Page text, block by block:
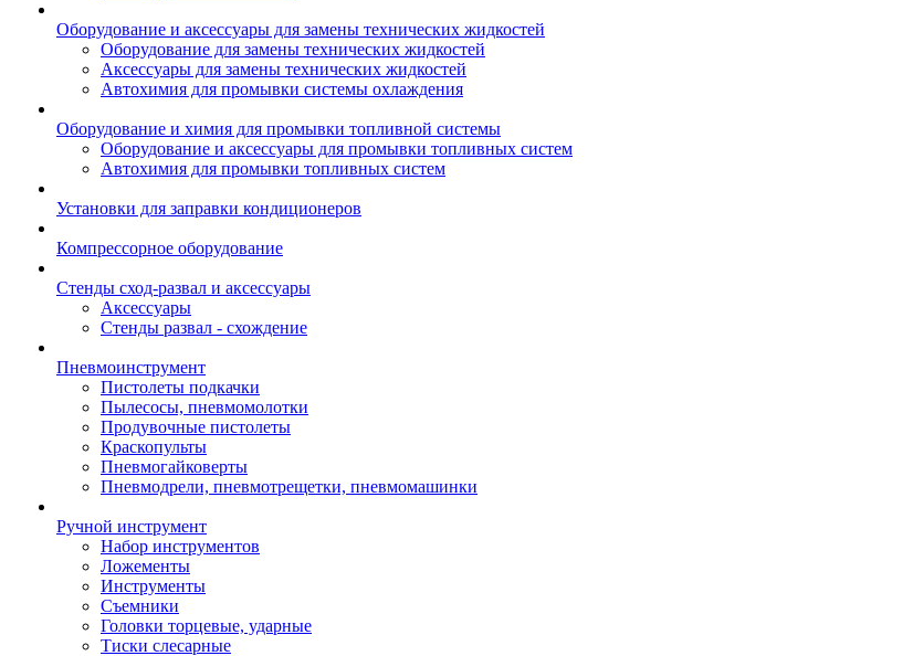
Оборудование и аксессуары для замены технических жидкостей
Оборудование для замены технических жидкостей
Аксессуары для замены технических жидкостей
Автохимия для промывки системы охлаждения
Оборудование и химия для промывки топливной системы
Оборудование и аксессуары для промывки топливных систем
Автохимия для промывки топливных систем
Установки для заправки кондиционеров
Компрессорное оборудование
Стенды сход-развал и аксессуары
Аксессуары
Стенды развал - схождение
Пневмоинструмент
Пистолеты подкачки
Пылесосы, пневмомолотки
Продувочные пистолеты
Краскопульты
Пневмогайковерты
Пневмодрели, пневмотрещетки, пневмомашинки
Ручной инструмент
Набор инструментов
Ложементы
Инструменты
Съемники
Головки торцевые, ударные
Тиски слесарные